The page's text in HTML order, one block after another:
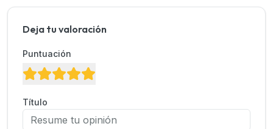
Deja tu valoración
Puntuación
Título